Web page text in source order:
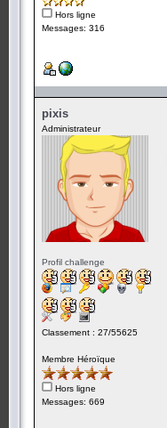
Hors ligne
Messages: 316
pixis
Administrateur
Profil challenge
Classement : 27/55625
Membre Héroïque
Hors ligne
Messages: 669